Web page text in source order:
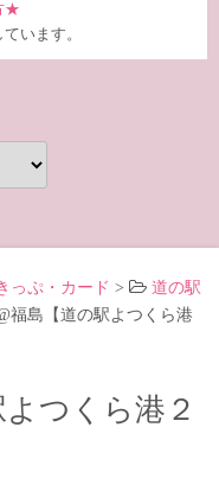
★
います。
っぷ・カード >
道の駅
福島【道の駅よつくら港
つくら港２